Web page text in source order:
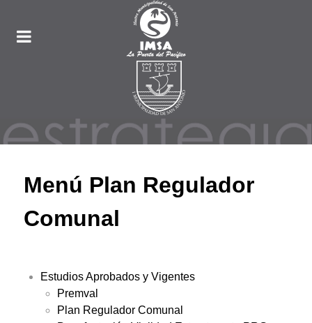
Menú Plan Regulador
Comunal
Estudios Aprobados y Vigentes
Premval
Plan Regulador Comunal